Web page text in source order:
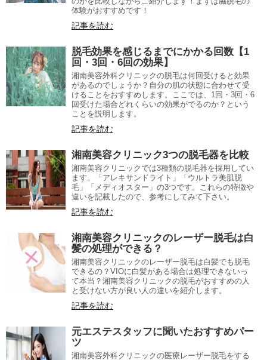
体験がおすすめです！
記事を読む
脱毛効果を感じるまでにかかる回数【1
回・3回・6回の効果】
湘南美容外科クリニックの脱毛は何回受けると効果
があるのでしょうか？自分の肌の状態に合わせて受
けることをおすすめします。ここでは、1回・3回・6
回受けた場合どれくらいの効果がでるのか？という
ことを説明します。
記事を読む
湘南美容クリニック3つの脱毛器を比較
湘南美容クリニックでは3種類の脱毛器を採用してい
ます。「アレキサンドライト」「ウルトラ美肌脱
毛」「メディオスター」の3つです。これらの特徴や
違いを記載したので、参考にしてみて下さい。
記事を読む
湘南美容クリニックのレーザー脱毛は白
髪の処理ができる？
湘南美容クリニックのレーザー脱毛は白髪でも脱毛
できるの？VIOに白髪がある場合は処理できないっ
て本当？湘南美容クリニックの脱毛がおすすめの人
と受けない方が良い人の違いを紹介します。
記事を読む
元エステスタッフに聞いたおすすめパー
ツ
湘南美容外科クリニックの医療レーザー脱毛をする